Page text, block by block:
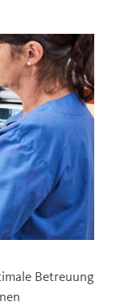
Betreuung